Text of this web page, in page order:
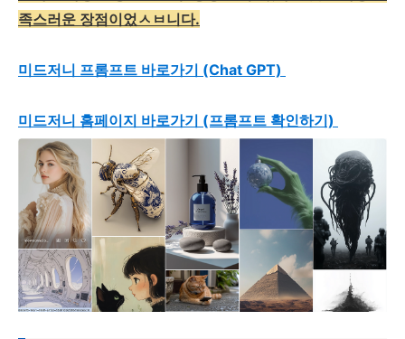
족스러운 장점이었ㅅㅂ니다.
미드저니 프롬프트 바로가기 (Chat GPT)
미드저니 홈페이지 바로가기 (프롬프트 확인하기)